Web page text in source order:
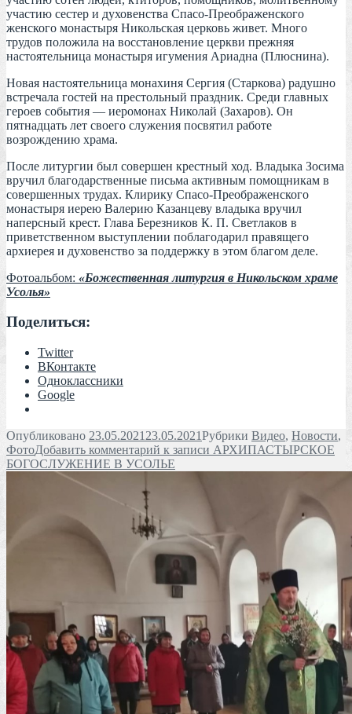
участию сестер и духовенства Спасо-Преображенского
женского монастыря Никольская церковь живет. Много
трудов положила на восстановление церкви прежняя
настоятельница монастыря игумения Ариадна (Плюснина).
Новая настоятельница монахиня Сергия (Старкова) радушно
встречала гостей на престольный праздник. Среди главных
героев события — иеромонах Николай (Захаров). Он
пятнадцать лет своего служения посвятил работе
возрождению храма.
После литургии был совершен крестный ход. Владыка Зосима
вручил благодарственные письма активным помощникам в
совершенных трудах. Клирику Спасо-Преображенского
монастыря иерею Валерию Казанцеву владыка вручил
наперсный крест. Глава Березников К. П. Светлаков в
приветственном выступлении поблагодарил правящего
архиерея и духовенство за поддержку в этом благом деле.
Фотоальбом: «Божественная литургия в Никольском храме
Усолья»
Поделиться:
Twitter
ВКонтакте
Одноклассники
Google
Опубликовано 23.05.2021 23.05.2021Рубрики Видео, Новости,
ФотоДобавить комментарий к записи АРХИПАСТЫРСКОЕ
БОГОСЛУЖЕНИЕ В УСОЛЬЕ